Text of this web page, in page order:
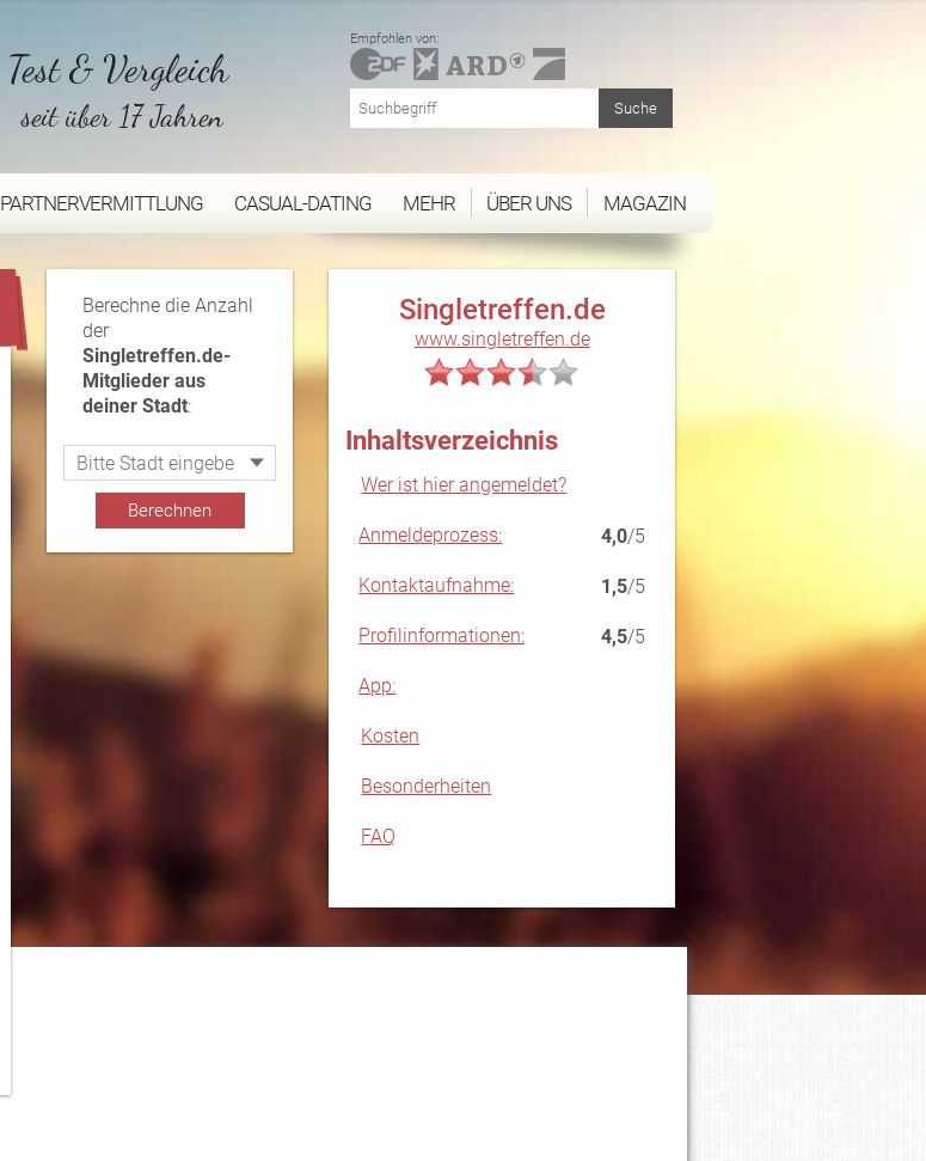
Test & Vergleich
seit über 17 Jahren
Empfohlen von:
PARTNERVERMITTLUNG CASUAL-DATING MEHR ÜBER UNS MAGAZIN
Singletreffen.de
www.singletreffen.de
Inhaltsverzeichnis
Wer ist hier angemeldet?
Anmeldeprozess: 4,0/5
Kontaktaufnahme: 1,5/5
Profilinformationen: 4,5/5
App:
Kosten
Besonderheiten
FAQ
Berechne die Anzahl
der
Singletreffen.de-
Mitglieder aus
deiner Stadt: